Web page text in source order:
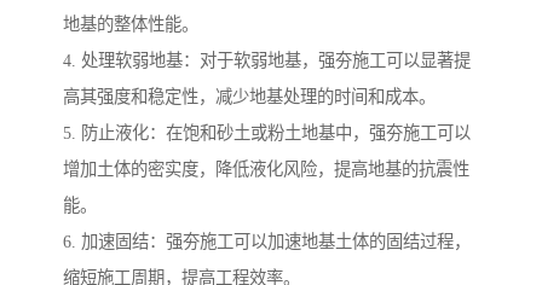
地基的整体性能。
4. 处理软弱地基：对于软弱地基，强夯施工可以显著提
高其强度和稳定性，减少地基处理的时间和成本。
5. 防止液化：在饱和砂土或粉土地基中，强夯施工可以
增加土体的密实度，降低液化风险，提高地基的抗震性
能。
6. 加速固结：强夯施工可以加速地基土体的固结过程，
缩短施工周期，提高工程效率。